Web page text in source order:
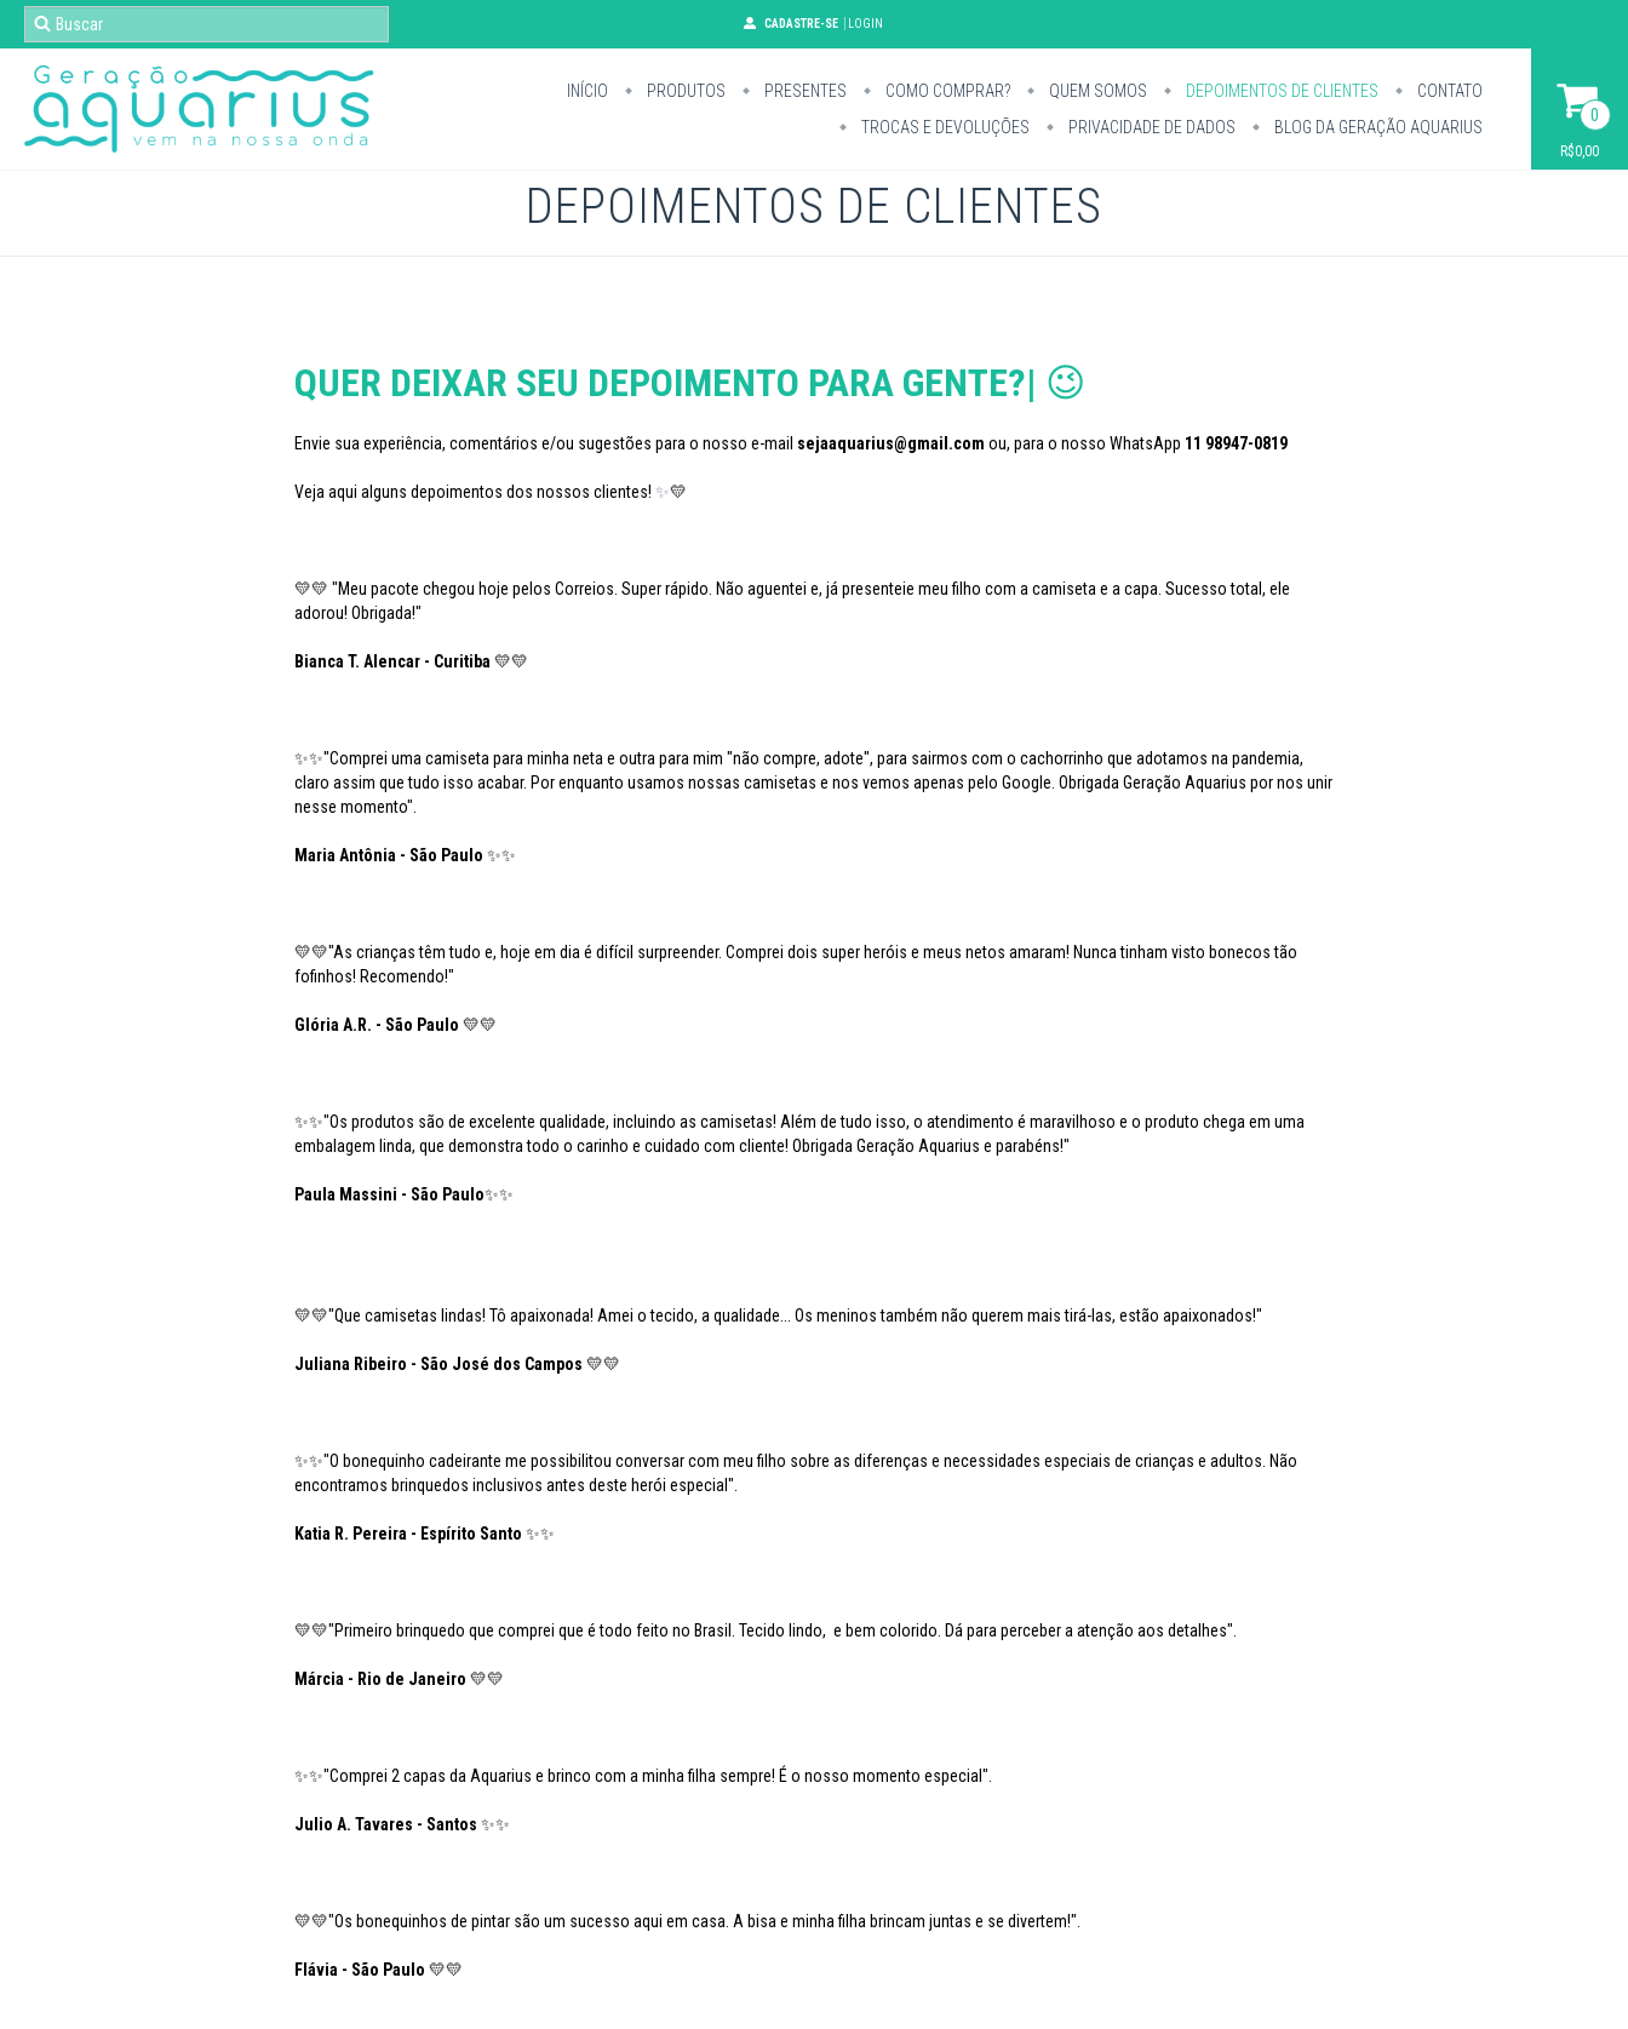
CADASTRE-SE LOGIN
INÍCIO PRODUTOS PRESENTES COMO COMPRAR? QUEM SOMOS DEPOIMENTOS DE CLIENTES
CONTATO
TROCAS E DEVOLUÇÕES
PRIVACIDADE DE DADOS BLOG DA GERAÇÃO AQUARIUS
0
R$0,00
DEPOIMENTOS DE CLIENTES
QUER DEIXAR SEU DEPOIMENTO PARA GENTE?| 😉
Envie sua experiência, comentários e/ou sugestões para o nosso e-mail sejaaquarius@gmail.com ou, para o nosso WhatsApp 11 98947-0819
Veja aqui alguns depoimentos dos nossos clientes! ✨💛
💛💛 "Meu pacote chegou hoje pelos Correios. Super rápido. Não aguentei e, já presenteie meu filho com a camiseta e a capa. Sucesso total, ele
adorou! Obrigada!"
Bianca T. Alencar - Curitiba 💛💛
✨✨"Comprei uma camiseta para minha neta e outra para mim "não compre, adote", para sairmos com o cachorrinho que adotamos na pandemia,
claro assim que tudo isso acabar. Por enquanto usamos nossas camisetas e nos vemos apenas pelo Google. Obrigada Geração Aquarius por nos unir
nesse momento".
Maria Antônia - São Paulo ✨✨
💛💛"As crianças têm tudo e, hoje em dia é difícil surpreender. Comprei dois super heróis e meus netos amaram! Nunca tinham visto bonecos tão
fofinhos! Recomendo!"
Glória A.R. - São Paulo 💛💛
✨✨"Os produtos são de excelente qualidade, incluindo as camisetas! Além de tudo isso, o atendimento é maravilhoso e o produto chega em uma
embalagem linda, que demonstra todo o carinho e cuidado com cliente! Obrigada Geração Aquarius e parabéns!"
Paula Massini - São Paulo✨✨
💛💛"Que camisetas lindas! Tô apaixonada! Amei o tecido, a qualidade... Os meninos também não querem mais tirá-las, estão apaixonados!"
Juliana Ribeiro - São José dos Campos 💛💛
✨✨"O bonequinho cadeirante me possibilitou conversar com meu filho sobre as diferenças e necessidades especiais de crianças e adultos. Não
encontramos brinquedos inclusivos antes deste herói especial".
Katia R. Pereira - Espírito Santo ✨✨
💛💛"Primeiro brinquedo que comprei que é todo feito no Brasil. Tecido lindo, e bem colorido. Dá para perceber a atenção aos detalhes".
Márcia - Rio de Janeiro 💛💛
✨✨"Comprei 2 capas da Aquarius e brinco com a minha filha sempre! É o nosso momento especial".
Julio A. Tavares - Santos ✨✨
💛💛"Os bonequinhos de pintar são um sucesso aqui em casa. A bisa e minha filha brincam juntas e se divertem!".
Flávia - São Paulo 💛💛